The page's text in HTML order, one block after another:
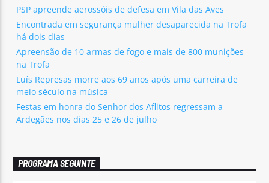
PSP apreende aerossóis de defesa em Vila das Aves
Encontrada em segurança mulher desaparecida na Trofa
há dois dias
Apreensão de 10 armas de fogo e mais de 800 munições
na Trofa
Luís Represas morre aos 69 anos após uma carreira de
meio século na música
Festas em honra do Senhor dos Aflitos regressam a
Ardegães nos dias 25 e 26 de julho
PROGRAMA SEGUINTE